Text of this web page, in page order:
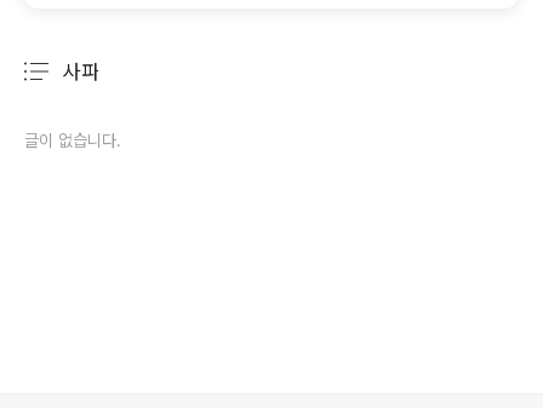
사파
글이 없습니다.